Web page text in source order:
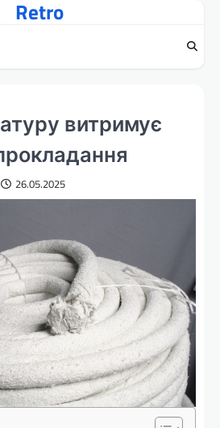
Retro
витримує
26.05.2025